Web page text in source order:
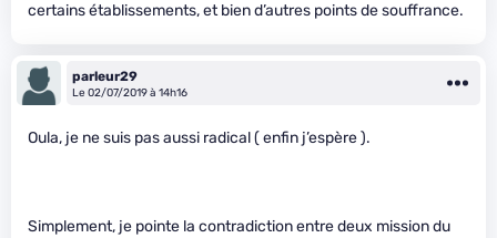
certains établissements, et bien d’autres points de souffrance.
parleur29
Le 02/07/2019 à 14h16
Oula, je ne suis pas aussi radical ( enfin j’espère ).
Simplement, je pointe la contradiction entre deux mission du